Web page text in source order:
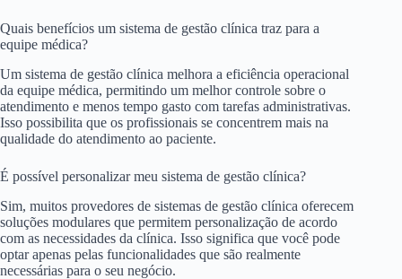
Quais benefícios um sistema de gestão clínica traz para a
equipe médica?
Um sistema de gestão clínica melhora a eficiência operacional
da equipe médica, permitindo um melhor controle sobre o
atendimento e menos tempo gasto com tarefas administrativas.
Isso possibilita que os profissionais se concentrem mais na
qualidade do atendimento ao paciente.
É possível personalizar meu sistema de gestão clínica?
Sim, muitos provedores de sistemas de gestão clínica oferecem
soluções modulares que permitem personalização de acordo
com as necessidades da clínica. Isso significa que você pode
optar apenas pelas funcionalidades que são realmente
necessárias para o seu negócio.